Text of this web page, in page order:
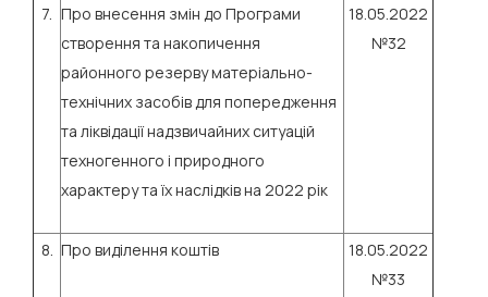
7. Про внесення змін до Програми
створення та накопичення
районного резерву матеріально-
технічних засобів для попередження
та ліквідації надзвичайних ситуацій
техногенного і природного
характеру та їх наслідків на 2022 рік
18.05.2022
№32
8. Про виділення коштів
18.05.2022
№33